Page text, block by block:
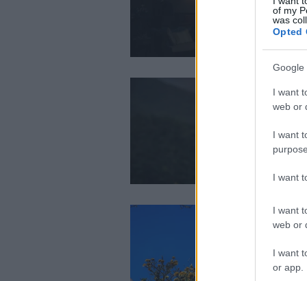
of my
was
Opted
Google
I want
web or
I want
I want
I want
web or
I want
or app.